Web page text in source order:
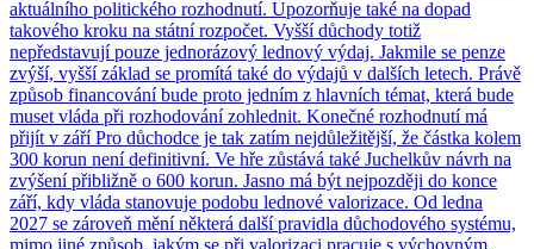
aktuálního politického rozhodnutí. Upozorňuje také na dopad
takového kroku na státní rozpočet. Vyšší důchody totiž
nepředstavují pouze jednorázový lednový výdaj. Jakmile se penze
zvýší, vyšší základ se promítá také do výdajů v dalších letech. Právě
způsob financování bude proto jedním z hlavních témat, která bude
muset vláda při rozhodování zohlednit. Konečné rozhodnutí má
přijít v září Pro důchodce je tak zatím nejdůležitější, že částka kolem
300 korun není definitivní. Ve hře zůstává také Juchelkův návrh na
zvýšení přibližně o 600 korun. Jasno má být nejpozději do konce
září, kdy vláda stanovuje podobu lednové valorizace. Od ledna
2027 se zároveň mění některá další pravidla důchodového systému,
mimo jiné způsob, jakým se při valorizaci pracuje s výchovným.